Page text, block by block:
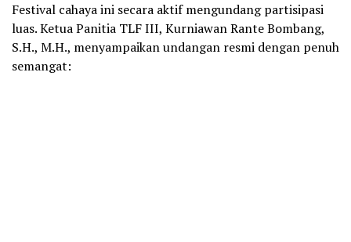
Festival cahaya ini secara aktif mengundang partisipasi
luas. Ketua Panitia TLF III, Kurniawan Rante Bombang,
S.H., M.H., menyampaikan undangan resmi dengan penuh
semangat: